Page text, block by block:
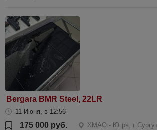
Bergara BMR Steel, 22LR
11 Июня, в 12:56
175 000 руб.
ХМАО - Югра, г